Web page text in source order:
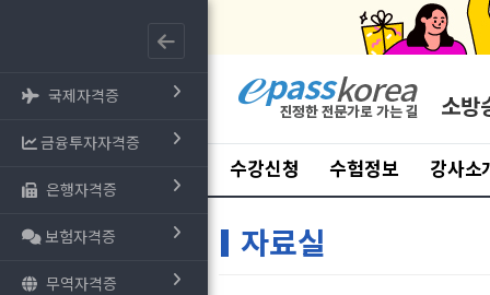
국제자격증
금융투자자격증
은행자격증
보험자격증
무역자격증
소방
수강신청 수험정보 강사소
자료실